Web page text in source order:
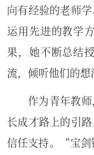
向有经验的老师
运用先进的教学
果，她不断总结
流，倾听他们的想
作为青年教
长成才路上的引
信任支持。“宝剑